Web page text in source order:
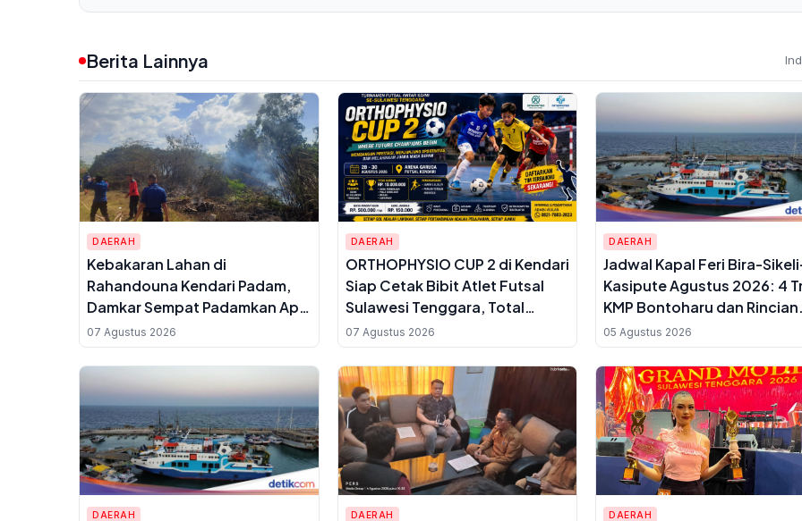
Berita Lainnya
DAERAH
Kebakaran Lahan di
Rahandouna Kendari Padam,
Damkar Sempat Padamkan Api
yang Menyala Kembali
07 Agustus 2026
DAERAH
ORTHOPHYSIO CUP 2 di Kendari
Siap Cetak Bibit Atlet Futsal
Sulawesi Tenggara, Total
Hadiah Rp10 Juta
07 Agustus 2026
DAERAH
Jadwal Kapal Feri Bira-
Kasipute Agustus 2026: 4
KMP Bontoharu dan Rincian
Harga Tiket Dewasa hingga
Kendaraan Golongan IX
05 Agustus 2026
DAERAH DAERAH DAERAH